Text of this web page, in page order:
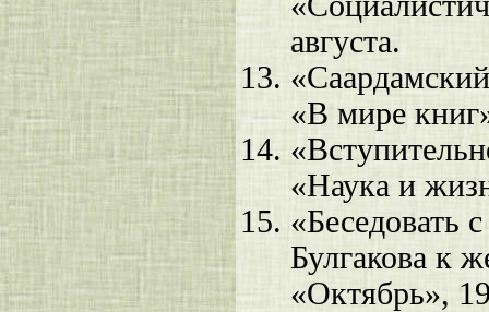
августа.
«В мире
«Наука и
«Беседовать
Булгакова к
«Октябрь»,